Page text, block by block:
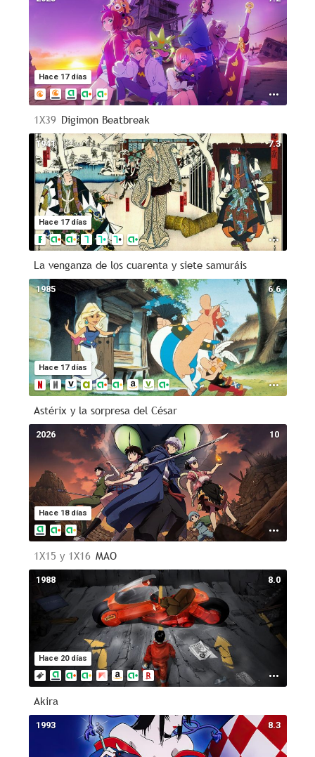
Hace 17 días
1X39 Digimon Beatbreak
7.3
Hace 17 días
1941
La venganza de los cuarenta y siete samuráis
6.6
Hace 17 días
1985
Astérix y la sorpresa del César
10
Hace 18 días
2026
1X15 y 1X16 MAO
8.0
Hace 20 días
1988
Akira
8.3
1993